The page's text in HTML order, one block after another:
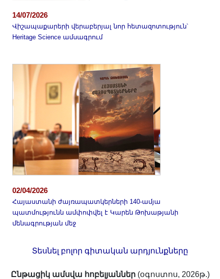
14/07/2026
Վիշապաքարերի վերաբերյալ նոր հետազոտություն՝
Heritage Science ամսագրում
02/04/2026
Հայաստանի ժայռապատկերների 140-ամյա
պատմությունն ամփոփվել է Կարեն Թոխաթյանի
մենագրության մեջ
Տեսնել բոլոր գիտական արդյունքները
Ընթացիկ ամսվա հոբելյաններ(օգոստոս, 2026թ.)